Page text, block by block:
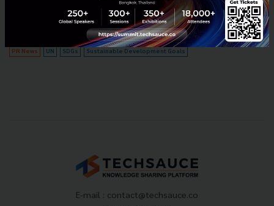
May 11, 2021| ByRatiporn S
PR News UN SDGs Sustainable Development Goals
E-mail : contact@techsauce.co